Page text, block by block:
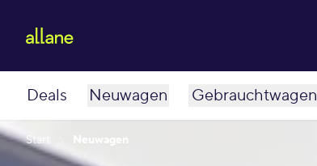
Deals Neuwagen Gebrauchtwagen
Start Neuwagen